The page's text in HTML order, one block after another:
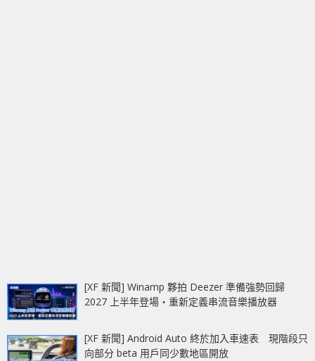
[XF 新聞] Winamp 夥拍 Deezer 準備強勢回歸
2027 上半年登場‧重新定義串流音樂播放器
[XF 新聞] Android Auto 終於加入車速表 現階段只
向部分 beta 用戶同少數地區開放